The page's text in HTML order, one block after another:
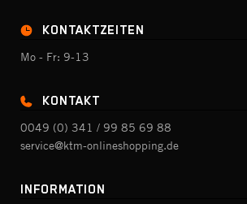
KONTAKTZEITEN
Mo - Fr: 9-13
KONTAKT
0049 (0) 341 / 99 85 69 88
service@ktm-onlineshopping.de
INFORMATION